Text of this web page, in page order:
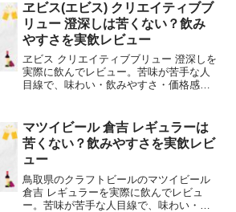
ヱビス(エビス) クリエイティブブ
リュー 澄深しは苦くない？飲み
やすさを実飲レビュー
ヱビス クリエイティブブリュー 澄深しを
実際に飲んでレビュー。苦味が苦手な人
目線で、味わい・飲みやすさ・価格感を
マツイビール 倉吉 レギュラーは
苦くない？飲みやすさを実飲レビ
ュー
鳥取県のクラフトビールのマツイビール
倉吉 レギュラーを実際に飲んでレビュ
ー。苦味が苦手な人目線で、味わい・飲